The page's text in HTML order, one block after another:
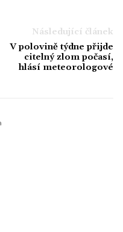
Následující článek
V polovině týdne přijde
citelný zlom počasí,
hlásí meteorologové